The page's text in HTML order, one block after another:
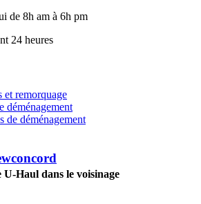
de 8h am à 6h pm
24 heures
et remorquage
déménagement
de déménagement
U-Haul dans le voisinage